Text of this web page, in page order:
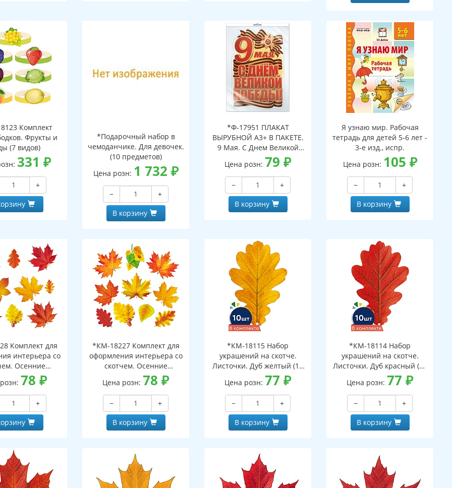
Комплект
Фрукты и
(7 видов)
331 ₽
+
*Подарочный набор в
чемоданчике. Для девочек.
(10 предметов)
Цена розн: 1 732 ₽
−
+
В корзину
*Ф-17951 ПЛАКАТ
ВЫРУБНОЙ А3+ В ПАКЕТЕ.
9 Мая. С Днем Великой
Победы! (двухсторонний,
ВД-лак, в индивидуальной
упаковке, с европодвесом
и клеевым клапаном)
Цена розн: 79₽
−
+
В корзину
Я узнаю мир. Рабочая
тетрадь для детей 5-6 лет -
3-е изд., испр.
Цена розн: 105 ₽
−
+
В корзину
Комплект для
интерьера со
Осенние
2 (10 видов)
78₽
+
*КМ-18227 Комплект для
оформления интерьера со
скотчем. Осенние
листочки-1 (10 видов)
Цена розн: 78₽
−
+
В корзину
*КМ-18115 Набор
украшений на скотче.
Листочки. Дуб желтый (10
шт. в наборе,
двухсторонняя, ВД-лак)
Цена розн: 77₽
−
+
В корзину
*КМ-18114 Набор
украшений на скотче.
Листочки. Дуб красный (10
шт. в наборе,
двухсторонняя, ВД-лак)
Цена розн: 77₽
−
+
В корзину